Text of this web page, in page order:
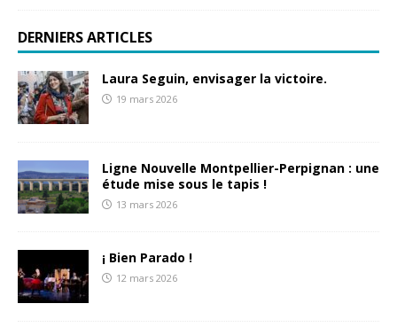
DERNIERS ARTICLES
Laura Seguin, envisager la victoire.
19 mars 2026
Ligne Nouvelle Montpellier-Perpignan : une
étude mise sous le tapis !
13 mars 2026
¡ Bien Parado !
12 mars 2026